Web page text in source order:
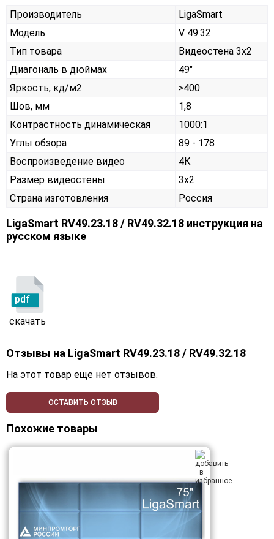
Производитель
LigaSmart
Модель
V 49.32
Тип товара
Видеостена 3х2
Диагональ в дюймах
49"
Яркость, кд/м2
>400
Шов, мм
1,8
Контрастность динамическая
1000:1
Углы обзора
89 - 178
Воспроизведение видео
4К
Размер видеостены
3x2
Страна изготовления
Россия
LigaSmart RV49.23.18 / RV49.32.18 инструкция на
русском языке
pdf
скачать
Отзывы на LigaSmart RV49.23.18 / RV49.32.18
На этот товар еще нет отзывов.
ОСТАВИТЬ ОТЗЫВ
Похожие товары